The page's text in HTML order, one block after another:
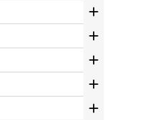




